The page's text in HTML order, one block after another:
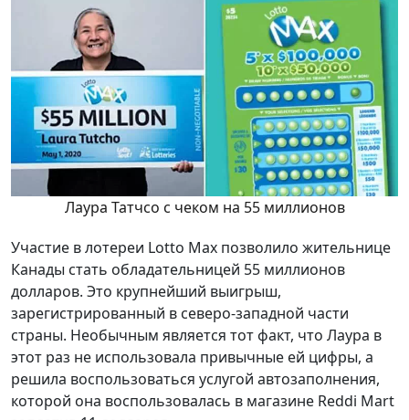
Лаура Татчсо с чеком на 55 миллионов
Участие в лотереи Lotto Max позволило жительнице
Канады стать обладательницей 55 миллионов
долларов. Это крупнейший выигрыш,
зарегистрированный в северо-западной части
страны. Необычным является тот факт, что Лаура в
этот раз не использовала привычные ей цифры, а
решила воспользоваться услугой автозаполнения,
которой она воспользовалась в магазине Reddi Mart